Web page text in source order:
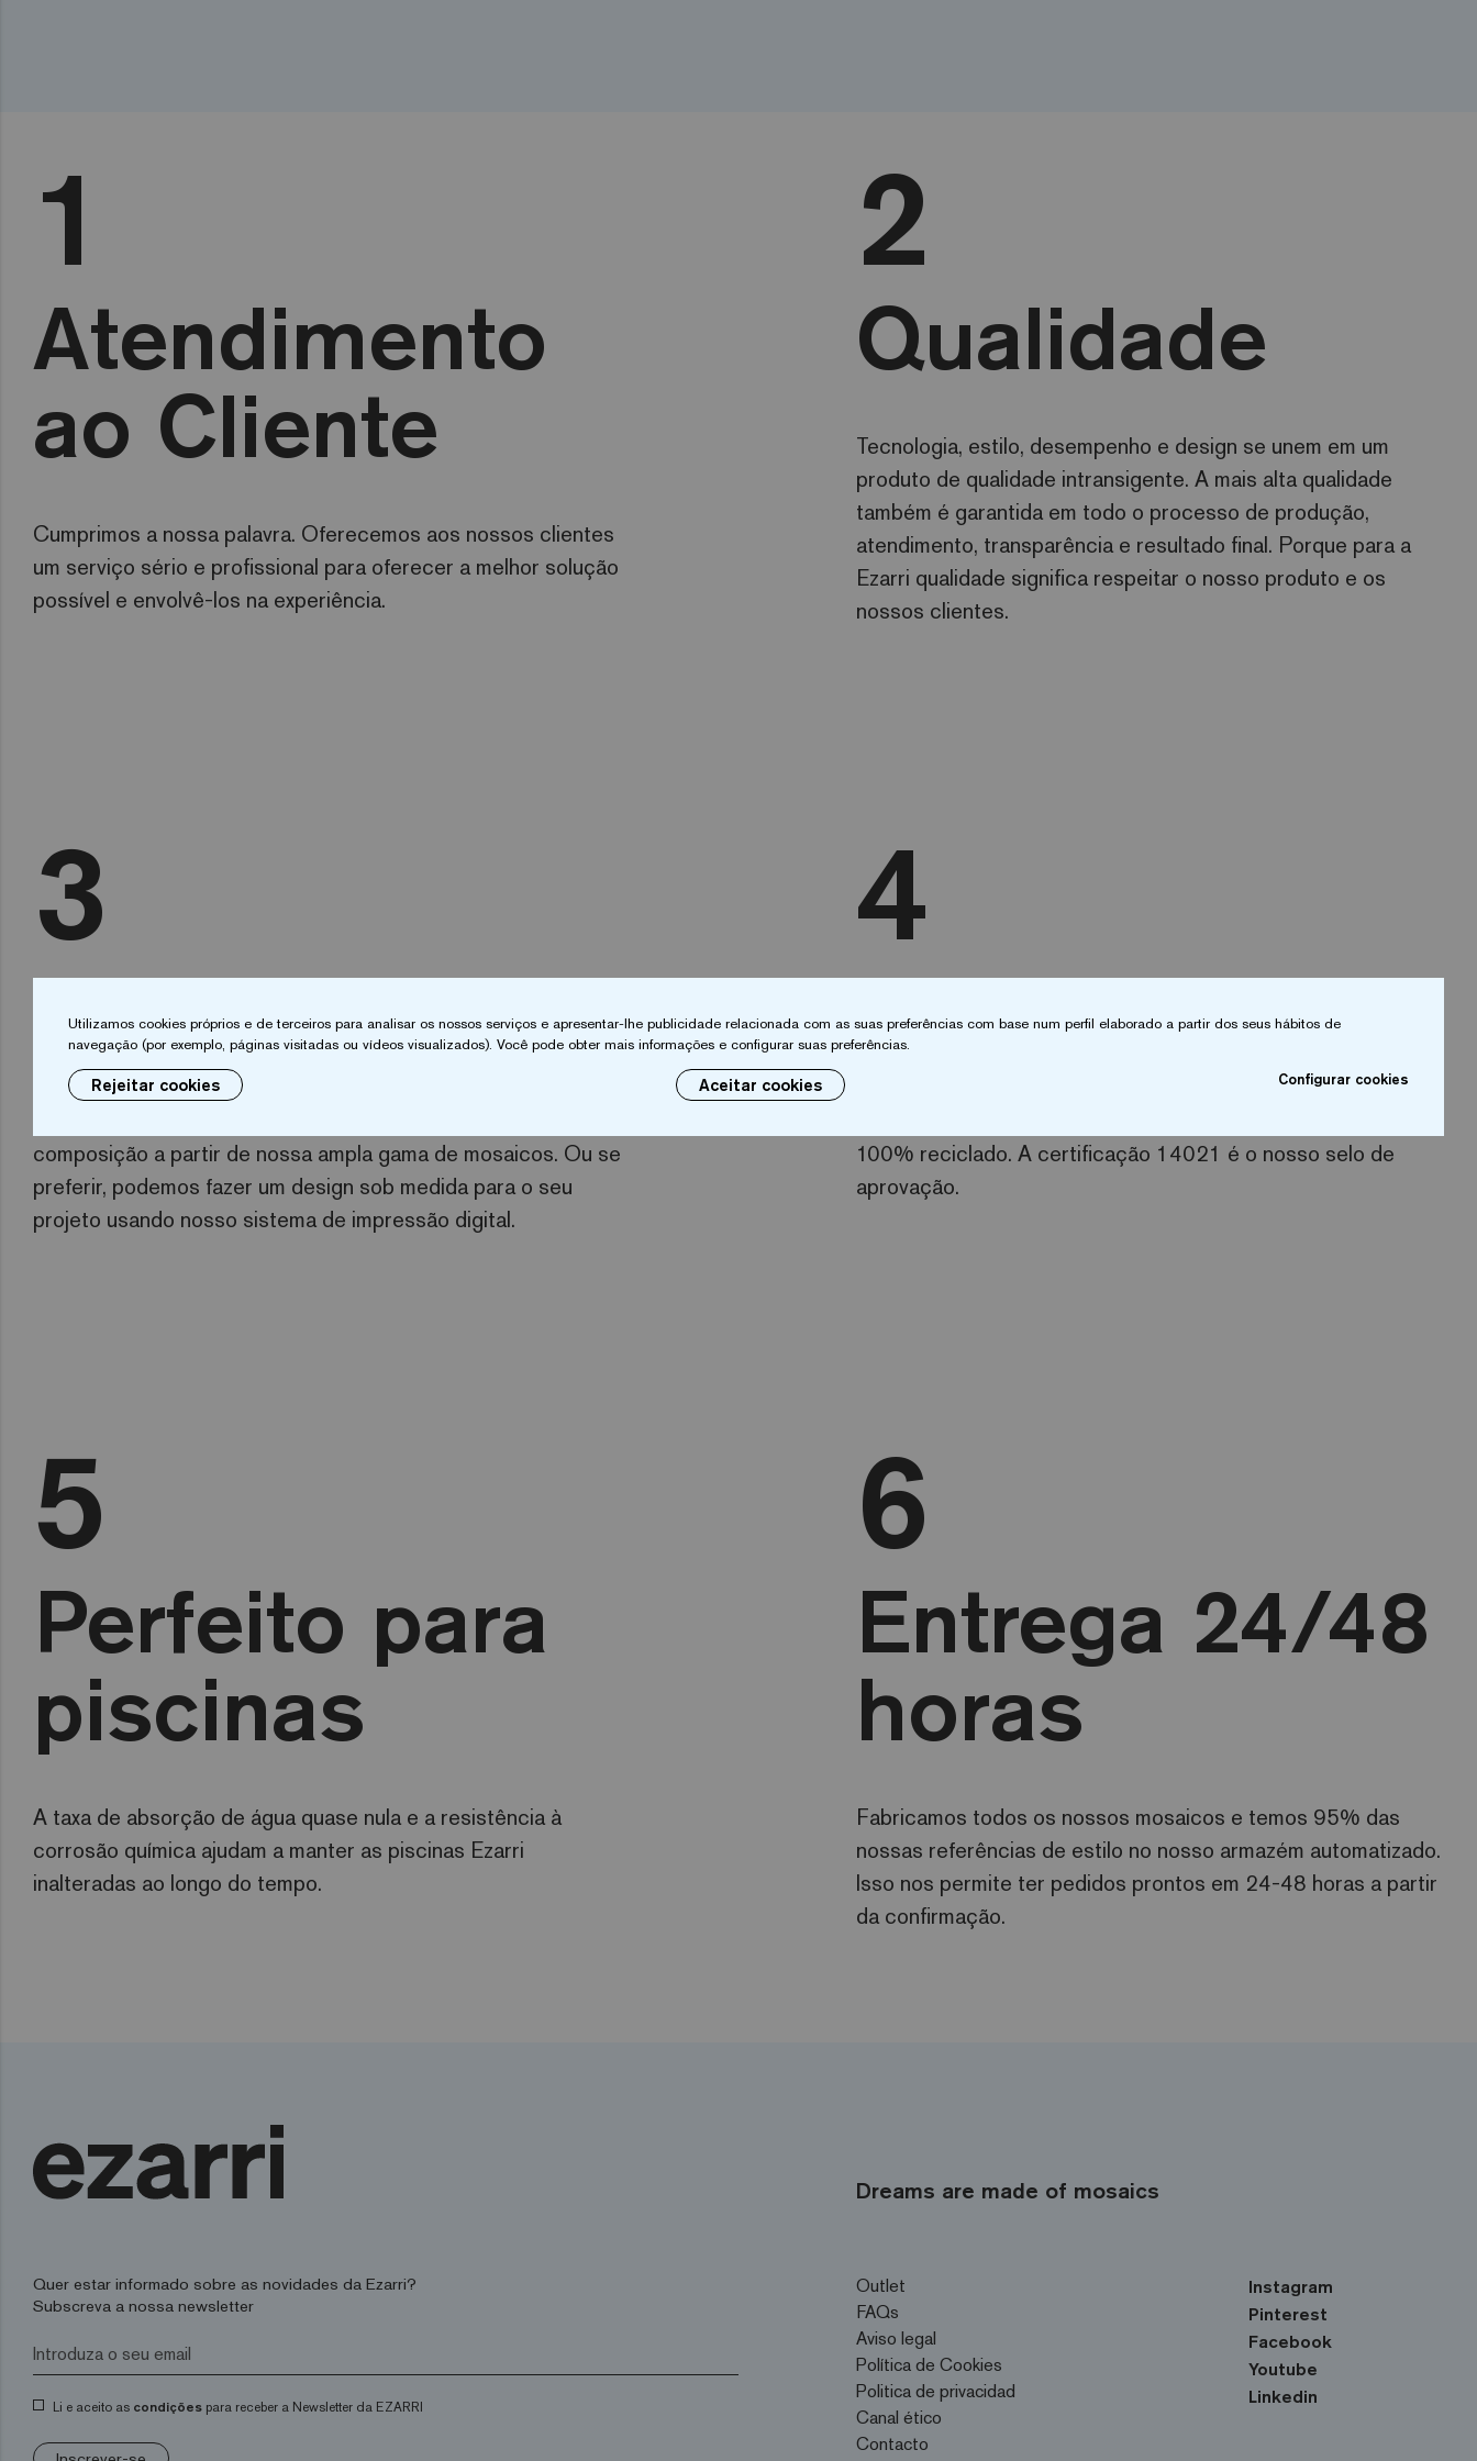
1
Atendimento
ao Cliente
Cumprimos a nossa palavra. Oferecemos aos nossos clientes
um serviço sério e profissional para oferecer a melhor solução
possível e envolvê-los na experiência.
2
Qualidade
Tecnologia, estilo, desempenho e design se unem em um
produto de qualidade intransigente. A mais alta qualidade
também é garantida em todo o processo de produção,
atendimento, transparência e resultado final. Porque para a
Ezarri qualidade significa respeitar o nosso produto e os
nossos clientes.
3
Costumização
composição a partir de nossa ampla gama de mosaicos. Ou se
preferir, podemos fazer um design sob medida para o seu
projeto usando nosso sistema de impressão digital.
4
Ecológico
100% reciclado. A certificação 14021 é o nosso selo de
aprovação.
5
Perfeito para
piscinas
A taxa de absorção de água quase nula e a resistência à
corrosão química ajudam a manter as piscinas Ezarri
inalteradas ao longo do tempo.
6
Entrega 24/48
horas
Fabricamos todos os nossos mosaicos e temos 95% das
nossas referências de estilo no nosso armazém automatizado.
Isso nos permite ter pedidos prontos em 24-48 horas a partir
da confirmação.
Dreams are made of mosaics
Quer estar informado sobre as novidades da Ezarri?
Subscreva a nossa newsletter
Li e aceito as condições para receber a Newsletter da EZARRI
Outlet
FAQs
Aviso legal
Política de Cookies
Politica de privacidad
Canal ético
Contacto
Instagram
Pinterest
Facebook
Youtube
Linkedin
Utilizamos cookies próprios e de terceiros para analisar os nossos serviços e apresentar-lhe publicidade relacionada com as suas preferências com base num perfil elaborado a partir dos seus hábitos de
navegação (por exemplo, páginas visitadas ou vídeos visualizados). Você pode obter mais informações e configurar suas preferências.
Rejeitar cookies Aceitar cookies Configurar cookies